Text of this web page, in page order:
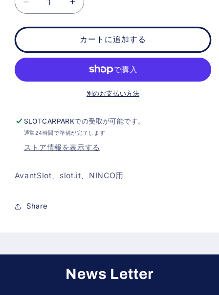
SRJP
モ
ジ：
x3mm（10
の
数
量
ら
SRJP
モ
ネ
ジ：
x3mm（10
個）
の
数
量
や
カートに追加する
別のお支払い方法
SLOTCARPARKでの受取が可能です。
通常24時間で準備が完了します
ストア情報を表示する
AvantSlot、slot.it、NINCO用
Share
News Letter